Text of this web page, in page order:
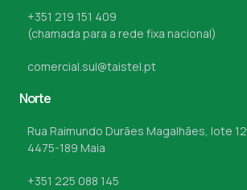
+351 219 151 409
(chamada para a rede fixa nacional)
comercial.sul@taistel.pt
Norte
Rua Raimundo Durães Magalhães, lote 12
4475-189 Maia
+351 225 088 145